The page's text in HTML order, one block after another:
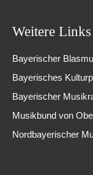
Weitere Links
Bayerischer
Bayerisches
Bayerischer
Musikbund von
Nordbayerischer